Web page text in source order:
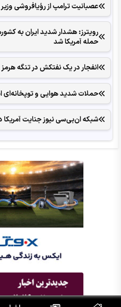
عصبانیت ترامپ از رؤیافروشی
رویترز: هشدار شدید ایران به
حمله آمریکا شد
انفجار در یک نفتکش در تنگه هرمز
حملات شدید هوایی و توپخانه‌ای
شبکه ان‌بی‌سی نیوز جنایت آمریکا